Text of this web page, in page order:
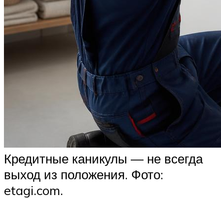
Кредитные каникулы — не всегда
выход из положения. Фото:
etagi.com.